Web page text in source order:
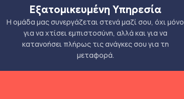
Εξατομικευμένη Υπηρεσία
Η ομάδα μας συνεργάζεται στενά μαζί σου, όχι μόνο
για να χτίσει εμπιστοσύνη, αλλά και για να
κατανοήσει πλήρως τις ανάγκες σου για τη
μεταφορά.